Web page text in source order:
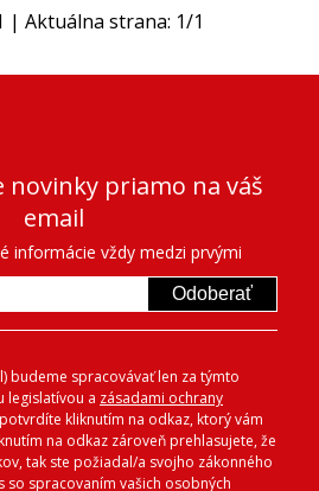
| Aktuálna strana: 1/1
novinky priamo na váš
email
informácie vždy medzi prvými
Odoberať
budeme spracovávať len za týmto
legislatívou a zásadami ochrany
potvrdíte kliknutím na odkaz, ktorý vám
na odkaz zároveň prehlasujete, že
tak ste požiadal/a svojho zákonného
so spracovaním vašich osobných